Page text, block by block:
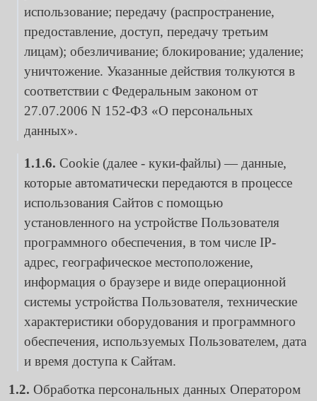
использование; передачу (распространение,
предоставление, доступ, передачу третьим
лицам); обезличивание; блокирование; удаление;
уничтожение. Указанные действия толкуются в
соответствии с Федеральным законом от
27.07.2006 N 152-ФЗ «О персональных
данных».
1.1.6. Cookie (далее - куки-файлы) — данные,
которые автоматически передаются в процессе
использования Сайтов с помощью
установленного на устройстве Пользователя
программного обеспечения, в том числе IP-
адрес, географическое местоположение,
информация о браузере и виде операционной
системы устройства Пользователя, технические
характеристики оборудования и программного
обеспечения, используемых Пользователем, дата
и время доступа к Сайтам.
1.2. Обработка персональных данных Оператором